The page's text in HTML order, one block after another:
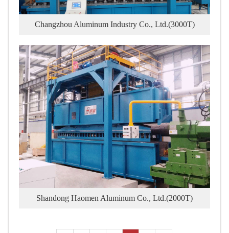
Changzhou Aluminum Industry Co., Ltd.(3000T)
Shandong Haomen Aluminum Co., Ltd.(2000T)